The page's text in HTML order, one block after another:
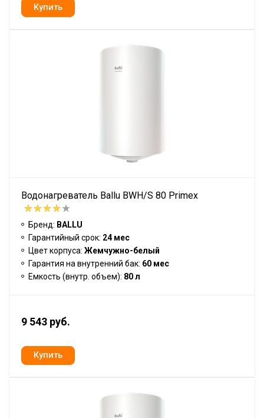
Водонагреватель Ballu BWH/S 80 Primex
Бренд: BALLU
Гарантийный срок: 24 мес
Цвет корпуса: Жемчужно-белый
Гарантия на внутренний бак: 60 мес
Емкость (внутр. объем): 80 л
9 543 руб.